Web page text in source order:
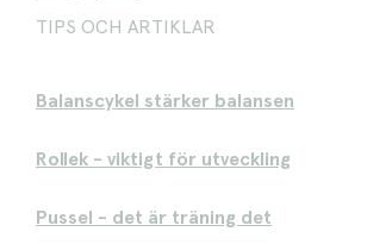
TIPS OCH ARTIKLAR
Balanscykel stärker balansen
Rollek - viktigt för utveckling
Pussel - det är träning det